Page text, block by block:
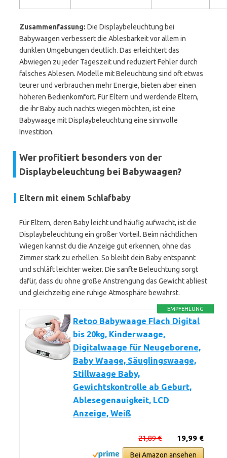
Zusammenfassung: Die Displaybeleuchtung bei
Babywaagen verbessert die Ablesbarkeit vor allem in
dunklen Umgebungen deutlich. Das erleichtert das
Abwiegen zu jeder Tageszeit und reduziert Fehler durch
falsches Ablesen. Modelle mit Beleuchtung sind oft etwas
teurer und verbrauchen mehr Energie, bieten aber einen
höheren Bedienkomfort. Für Eltern und werdende Eltern,
die ihr Baby auch nachts wiegen möchten, ist eine
Babywaage mit Displaybeleuchtung eine sinnvolle
Investition.
Wer profitiert besonders von der
Displaybeleuchtung bei Babywaagen?
Eltern mit einem Schlafbaby
Für Eltern, deren Baby leicht und häufig aufwacht, ist die
Displaybeleuchtung ein großer Vorteil. Beim nächtlichen
Wiegen kannst du die Anzeige gut erkennen, ohne das
Zimmer stark zu erhellen. So bleibt dein Baby entspannt
und schläft leichter weiter. Die sanfte Beleuchtung sorgt
dafür, dass du ohne große Anstrengung das Gewicht abliest
und gleichzeitig eine ruhige Atmosphäre bewahrst.
EMPFEHLUNG
Retoo Babywaage Flach Digital
bis 20kg, Kinderwaage,
Digitalwaage für Neugeborene,
Baby Waage, Säuglingswaage,
Stillwaage Baby,
Gewichtskontrolle ab Geburt,
Ablesegenauigkeit, LCD
Anzeige, Weiß
19,99 €
21,89 €
Bei Amazon ansehen